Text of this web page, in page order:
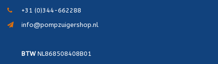
+31 (0)344-662288
info@pompzuigershop.nl
BTWNL868508408B01